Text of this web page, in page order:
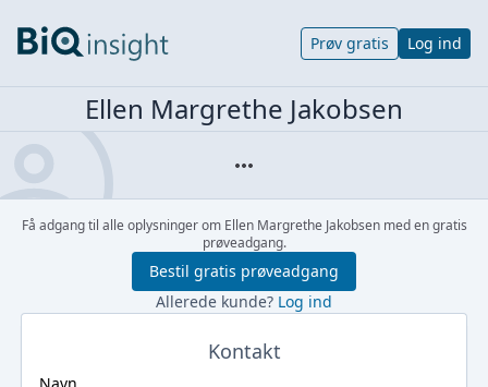
Prøv gratis Log ind
Ellen Margrethe Jakobsen
Få adgang til alle oplysninger om Ellen Margrethe Jakobsen med en gratis
prøveadgang.
Bestil gratis prøveadgang
Allerede kunde? Log ind
Kontakt